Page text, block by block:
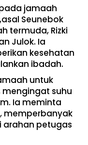
jamaah
Seunebok
termuda, Rizki
Julok. Ia
kesehatan
ibadah.
untuk
mengingat suhu
Ia meminta
memperbanyak
arahan petugas